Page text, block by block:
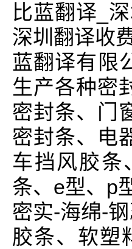
比蓝翻译_
深圳翻译收
蓝翻译有限
生产各种密
密封条、门
密封条、电
车挡风胶条
条、e型、p
密实-海绵-
胶条、软塑